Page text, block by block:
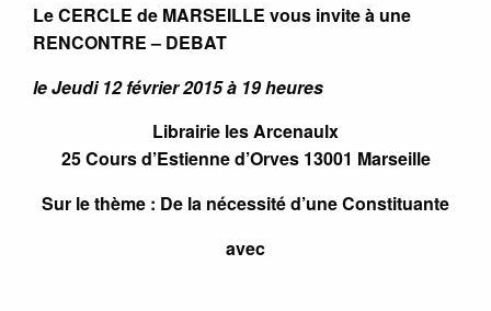
Le CERCLE de MARSEILLE vous invite à une
RENCONTRE – DEBAT
le Jeudi 12 février 2015 à 19 heures
Librairie les Arcenaulx
25 Cours d’Estienne d’Orves 13001 Marseille
Sur le thème : De la nécessité d’une Constituante
avec